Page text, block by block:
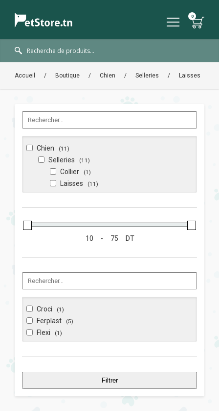
Accueil / Boutique / Chien / Selleries / Laisses
Chien (11)
Selleries (11)
Collier (1)
Laisses (11)
- DT
Croci (1)
Ferplast (5)
Flexi (1)
Filtrer